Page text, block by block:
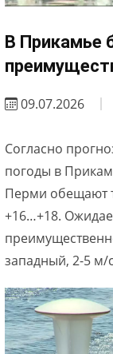
В Прикамье
09.07.2026
Согласно
погоды в
Перми обещают
+16…+18.
западный, 2-5 м/